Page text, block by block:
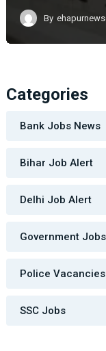
By
Categories
Bank Jobs News
Bihar Job Alert
Delhi Job Alert
Government Jobs
Police Vacancies
SSC Jobs